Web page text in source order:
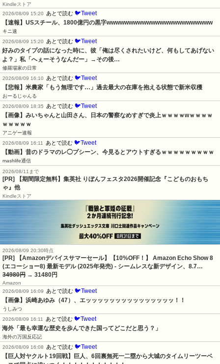
Kindleストア
2026/08/09 15:20
あとで読む 🐦Tweet
【速報】USスチール、1800億円の黒字wwwwwwwwwwwwwwwwwwwwwwww
キニ速
2026/08/09 15:20
あとで読む 🐦Tweet
好みのタイプの話になった時に、彼「俺は尽くされたいけど、何もしてあげない
よ？」私「へぇーそうなんだー」→その後…
修羅場家の日常
2026/08/09 16:10
あとで読む 🐦Tweet
【悲報】米農家「もう無理です…」過去最大の在庫を抱える状態で新米収穫
おーるじゃんる
2026/08/09 18:35
あとで読む 🐦Tweet
【画像】みいちゃんと山田さん、日本の警察なめすぎで炎上ｗｗｗｗwｗｗｗｗ
ｗｗｗｗｗ
アニゲー速報
2026/08/09 16:11
あとで読む 🐦Tweet
【動画】昔のドラマのレ◯プシーン、今見るとアウトすぎるｗｗｗｗｗｗｗｗｗ
mashlife通信
2026/08/11まで
[PR] 【期間限定無料】集英社 りぼんフェスタ2026開催記念『こどものおもち
ゃ』他
Kindleストア
2026/08/09 20:30時点
[PR] 【Amazonデバイスサマーセール】【10%OFF！】 Amazon Echo Show 8
(エコーショー8) 最新モデル (2025年発売) - シームレスな新デザイン、8.7…
34980円 → 31480円
Amazon
2026/08/09 16:09
あとで読む 🐦Tweet
【画像】浜崎あゆみ（47）、エッッッッッッッッッッッッッッッ！！
うしみつ
2026/08/09 16:11
あとで読む 🐦Tweet
海外「最も幸運な歴史を歩んできた国ってどこだと思う？」
海外の万国反応記
2026/08/09 16:08
あとで読む 🐦Tweet
【巨人対ヤクルト19回戦】巨人、6回裏無死一二塁から大城のタイムリーツーベ